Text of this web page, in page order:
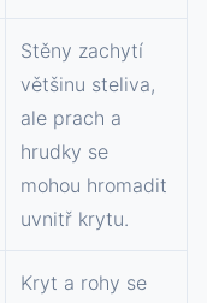
Stěny zachytí
většinu steliva,
ale prach a
hrudky se
mohou hromadit
uvnitř krytu.
Kryt a rohy se